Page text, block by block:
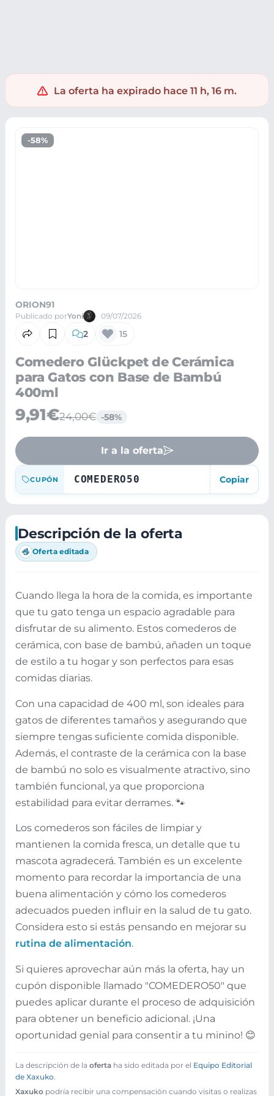
La oferta ha expirado hace 11 h, 16 m.
-58%
ORION91
Publicado porYoni 09/07/2026
2 15
Comedero Glückpet de Cerámica
para Gatos con Base de Bambú
400ml
9,91€24,00€ -58%
Ir a la oferta
CUPÓN COMEDERO50 Copiar
Descripción de la oferta
Oferta editada
Cuando llega la hora de la comida, es importante
que tu gato tenga un espacio agradable para
disfrutar de su alimento. Estos comederos de
cerámica, con base de bambú, añaden un toque
de estilo a tu hogar y son perfectos para esas
comidas diarias.
Con una capacidad de 400 ml, son ideales para
gatos de diferentes tamaños y asegurando que
siempre tengas suficiente comida disponible.
Además, el contraste de la cerámica con la base
de bambú no solo es visualmente atractivo, sino
también funcional, ya que proporciona
estabilidad para evitar derrames. 🐾
Los comederos son fáciles de limpiar y
mantienen la comida fresca, un detalle que tu
mascota agradecerá. También es un excelente
momento para recordar la importancia de una
buena alimentación y cómo los comederos
adecuados pueden influir en la salud de tu gato.
Considera esto si estás pensando en mejorar su
rutina de alimentación.
Si quieres aprovechar aún más la oferta, hay un
cupón disponible llamado "COMEDERO50" que
puedes aplicar durante el proceso de adquisición
para obtener un beneficio adicional. ¡Una
oportunidad genial para consentir a tu minino! 😊
La descripción de la oferta ha sido editada por el Equipo Editorial
de Xaxuko.
Xaxuko podría recibir una compensación cuando visitas o realizas